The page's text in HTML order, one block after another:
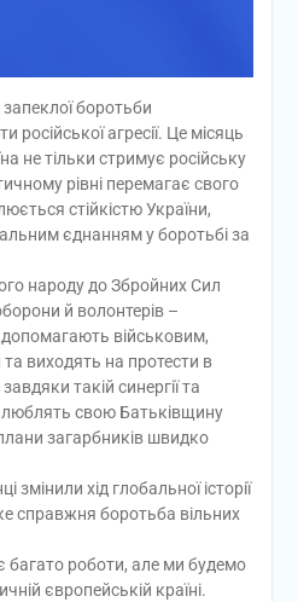
боротьби
російської агресії. Це місяць
не тільки стримує російську
рівні перемагає свого
стійкістю України,
єднанням у боротьбі за
народу до Збройних Сил
й волонтерів –
допомагають військовим,
виходять на протести в
такій синергії та
люблять свою Батьківщину
загарбників швидко
змінили хід глобальної історії
справжня боротьба вільних
багато роботи, але ми будемо
європейській країні.